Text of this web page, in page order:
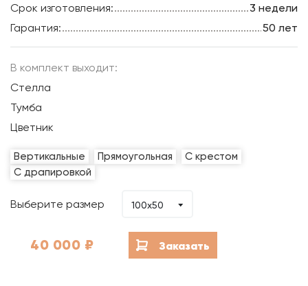
Срок изготовления:
3 недели
Гарантия:
50 лет
В комплект выходит:
Стелла
Тумба
Цветник
Вертикальные Прямоугольная
С крестом
С драпировкой
Выберите размер 100х50
40 000 ₽ Заказать